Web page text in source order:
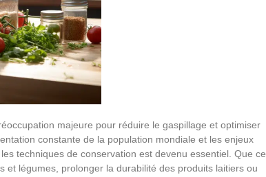
majeure pour réduire le gaspillage et optimiser
constante de la population mondiale et les enjeux
techniques de conservation est devenu essentiel. Que ce
et légumes, prolonger la durabilité des produits laitiers ou